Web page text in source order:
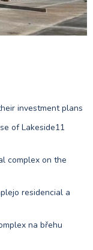
investment plans
of Lakeside11
complex on the
residencial a
na břehu